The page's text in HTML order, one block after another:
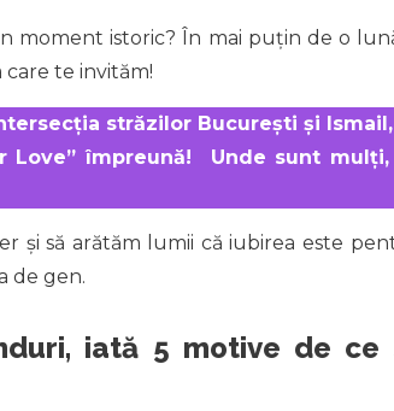
moment istoric? În mai puțin de o
care te invităm!
străzilor București și
Love” împreună! Unde sunt
și să arătăm lumii că iubirea este
de gen.
iată 5 motive de